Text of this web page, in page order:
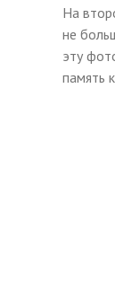
На
не
эту
память